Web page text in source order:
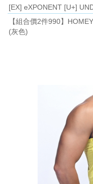
[EX] eXPONENT [U+]
【組合價2件990】
(灰色)